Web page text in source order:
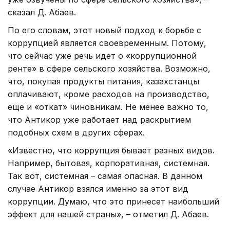
сказал Д. Абаев.
По его словам, этот новый подход к борьбе с
коррупцией является своевременным. Потому,
что сейчас уже речь идет о «коррупционной
ренте» в сфере сельского хозяйства. Возможно,
что, покупая продукты питания, казахстанцы
оплачивают, кроме расходов на производство,
еще и «откат» чиновникам. Не менее важно то,
что Антикор уже работает над раскрытием
подобных схем в других сферах.
«Известно, что коррупция бывает разных видов.
Например, бытовая, корпоративная, системная.
Так вот, системная – самая опасная. В данном
случае Антикор взялся именно за этот вид
коррупции. Думаю, что это принесет наибольший
эффект для нашей страны», – отметил Д. Абаев.